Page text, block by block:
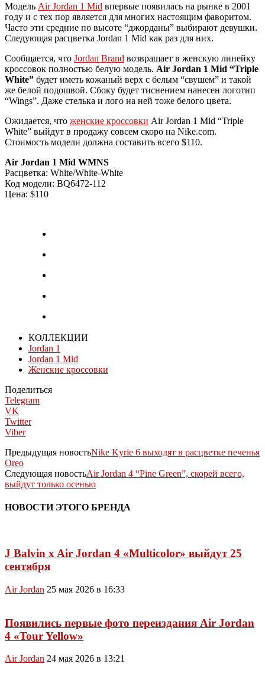
Модель Air Jordan 1 Mid впервые появилась на рынке в 2001
году и с тех пор является для многих настоящим фаворитом.
Часто эти средние по высоте “джорданы” выбирают девушки.
Следующая расцветка Jordan 1 Mid как раз для них.
Сообщается, что Jordan Brand возвращает в женскую линейку
кроссовок полностью белую модель. Air Jordan 1 Mid “Triple
White” будет иметь кожаный верх с белым “свушем” и такой
же белой подошвой. Сбоку будет тиснением нанесен логотип
“Wings”. Даже стелька и лого на ней тоже белого цвета.
Ожидается, что женские кроссовки Air Jordan 1 Mid “Triple
White” выйдут в продажу совсем скоро на Nike.com.
Стоимость модели должна составить всего $110.
Air Jordan 1 Mid WMNS
Расцветка: White/White-White
Код модели: BQ6472-112
Цена: $110
КОЛЛЕКЦИИ
Jordan 1
Jordan 1 Mid
Женские кроссовки
Поделиться
Telegram
VK
Twitter
Viber
Предыдущая новостьNike Kyrie 6 выходят в расцветке печенья
Oreo
Следующая новостьAir Jordan 4 “Pine Green”, скорей всего,
выйдут только осенью
НОВОСТИ ЭТОГО БРЕНДА
J Balvin x Air Jordan 4 «Multicolor» выйдут 25
сентября
Air Jordan 25 мая 2026 в 16:33
Появились первые фото переиздания Air Jordan
4 «Tour Yellow»
Air Jordan 24 мая 2026 в 13:21